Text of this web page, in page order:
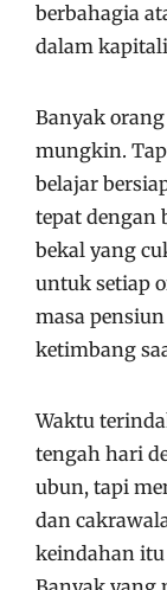
berbahagia
dalam
Banyak
mungkin.
belajar
tepat dengan
bekal yang
untuk setiap
masa
ketimbang
Waktu
tengah hari
ubun, tapi
dan
keindahan